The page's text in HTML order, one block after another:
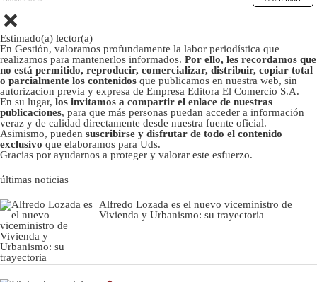
Estimado(a) lector(a)
En Gestión, valoramos profundamente la labor periodística que
realizamos para mantenerlos informados. Por ello, les recordamos que
no está permitido, reproducir, comercializar, distribuir, copiar total
o parcialmente los contenidos que publicamos en nuestra web, sin
autorizacion previa y expresa de Empresa Editora El Comercio S.A.
En su lugar, los invitamos a compartir el enlace de nuestras
publicaciones, para que más personas puedan acceder a información
veraz y de calidad directamente desde nuestra fuente oficial.
Asimismo, pueden suscribirse y disfrutar de todo el contenido
exclusivo que elaboramos para Uds.
Gracias por ayudarnos a proteger y valorar este esfuerzo.
últimas noticias
Alfredo Lozada es el nuevo viceministro de
Vivienda y Urbanismo: su trayectoria